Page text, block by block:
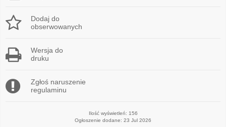
Dodaj do
obserwowanych
Wersja do
druku
Zgłoś naruszenie
regulaminu
Ilość wyświetleń: 156
Ogłoszenie dodane: 23 Jul 2026